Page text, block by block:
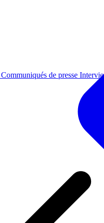
Communiqués de presse